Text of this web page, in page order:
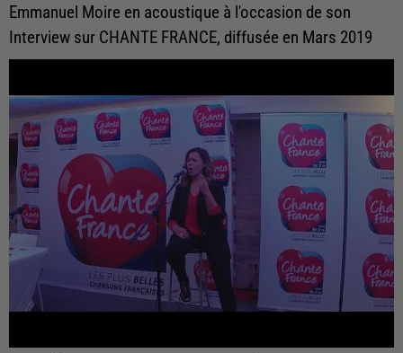
Emmanuel Moire en acoustique à l'occasion de son
Interview sur CHANTE FRANCE, diffusée en Mars 2019